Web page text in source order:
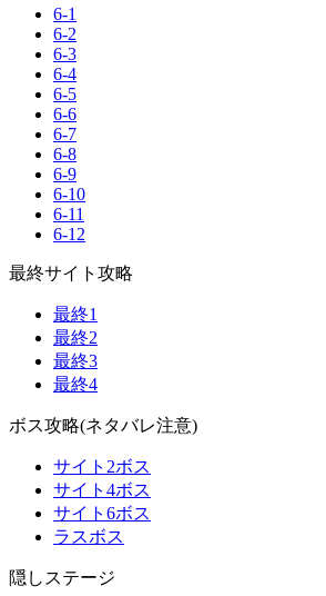
6-1
6-2
6-3
6-4
6-5
6-6
6-7
6-8
6-9
6-10
6-11
6-12
最終サイト攻略
最終1
最終2
最終3
最終4
ボス攻略(ネタバレ注意)
サイト2ボス
サイト4ボス
サイト6ボス
ラスボス
隠しステージ